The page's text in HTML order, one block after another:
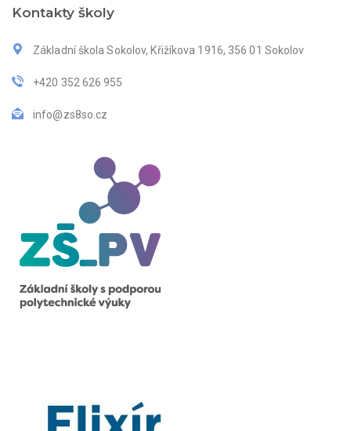
Kontakty školy
Základní škola Sokolov, Křižíkova 1916, 356 01 Sokolov
+420 352 626 955
info@zs8so.cz